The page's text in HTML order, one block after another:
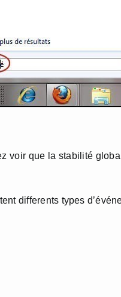
voir que la stabilité
differents types